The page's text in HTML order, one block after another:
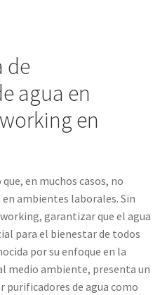
de
agua en
en
en muchos casos, no
ambientes laborales. Sin
garantizar que el agua
para el bienestar de todos
por su enfoque en la
medio ambiente, presenta un
purificadores de agua como